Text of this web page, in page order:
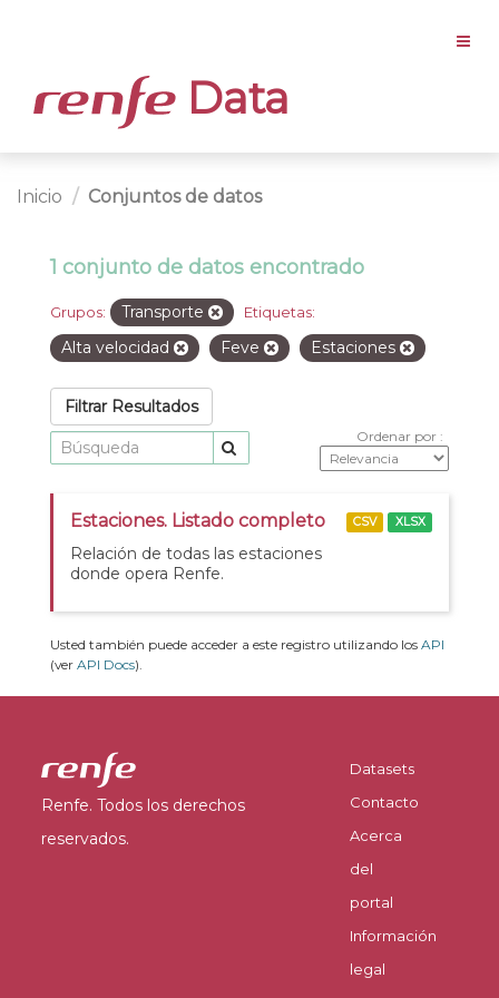
Data
Inicio Conjuntos de datos
1 conjunto de datos encontrado
Grupos: Transporte Etiquetas:
Alta velocidad Feve Estaciones
Filtrar Resultados
Ordenar por
Estaciones. Listado completo
Relación de todas las estaciones
donde opera Renfe.
CSV XLSX
Usted también puede acceder a este registro utilizando los API
(ver API Docs).
Renfe. Todos los derechos
reservados.
Datasets
Contacto
Acerca
del
portal
Información
legal